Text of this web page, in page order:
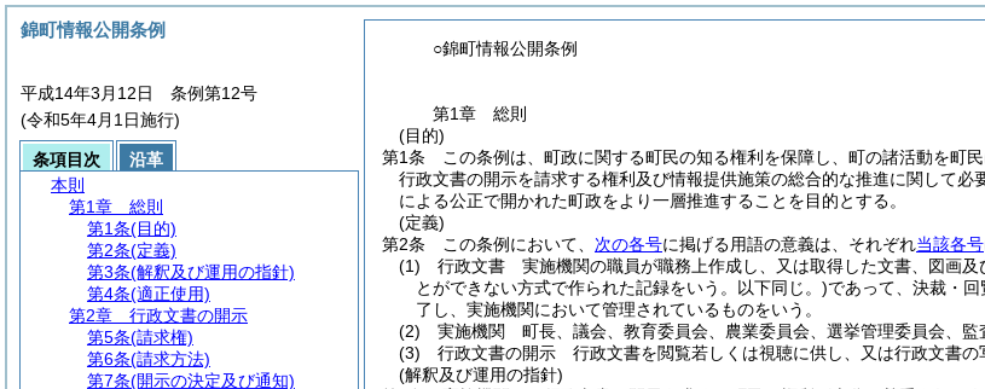
○錦町情報公開条例
第1章
総則
(目的)
第1条
この条例は、町政に関する町民の知る権利を保障し、町の諸活動を町
行政文書の開示を請求する権利及び情報提供施策の総合的な推進に関して
による公正で開かれた町政をより一層推進することを目的とする。
(定義)
第2条
この条例において、 次の各号に掲げる用語の意義は、それぞれ当該各号
(1)
行政文書 実施機関の職員が職務上作成し、又は取得した文書、図画及
とができない方式で作られた記録をいう。以下同じ。)であって、決裁・
了し、実施機関において管理されているものをいう。
(2)
実施機関 町長、議会、教育委員会、農業委員会、選挙管理委員会、監
(3)
行政文書の開示 行政文書を閲覧若しくは視聴に供し、又は行政文書の
(解釈及び運用の指針)
錦町情報公開条例
平成14年3月12日 条例第12号
(令和5年4月1日施行)
条項目次
沿革
本則
第1章
総則
第1条(目的)
第2条(定義)
第3条(解釈及び運用の指針)
第4条(適正使用)
第2章
行政文書の開示
第5条(請求権)
第6条(請求方法)
第7条(開示の決定及び通知)